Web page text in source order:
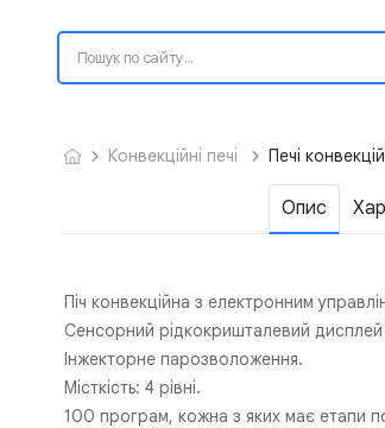
Конвекційні печі Печі
Опис
Піч конвекційна з електронним
Сенсорний рідкокришталевий дисплей
Інжекторне парозволоження.
Місткість: 4 рівні.
100 програм, кожна з яких має етапи